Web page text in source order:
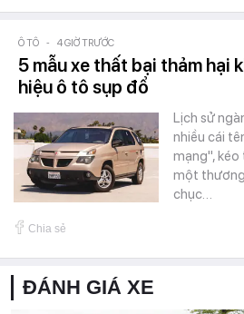
Ô TÔ - 4 GIỜ TRƯỚC
5 mẫu xe thất bại thảm hại
hiệu ô tô sụp đổ
Lịch sử
nhiều cái
mạng", kéo
một
chục…
Chia sẻ
ĐÁNH GIÁ XE